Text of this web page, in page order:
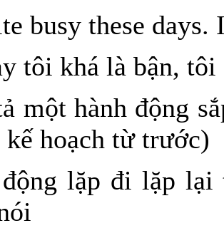
busy these
tôi khá là bận, tôi
một hành động
kế hoạch từ trước)
lặp đi lặp lại